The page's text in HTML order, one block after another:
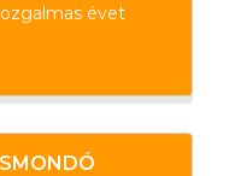
évet